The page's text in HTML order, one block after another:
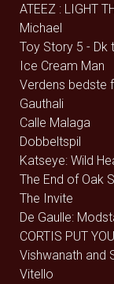
ATEEZ : LIGHT
Michael
Toy Story 5 - Dk
Ice Cream Man
Verdens bedste
Gauthali
Calle Malaga
Dobbeltspil
Katseye: Wild
The End of Oak
The Invite
De Gaulle:
CORTIS PUT
Vishwanath and
Vitello